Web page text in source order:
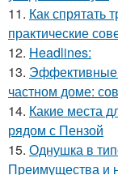
11. Как спрятать
практические
12. Headlines:
13. Эффективные
частном доме:
14. Какие места
рядом с Пензой
15. Однушка в
Преимущества и